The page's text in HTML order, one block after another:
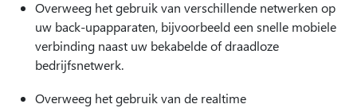
Overweeg het gebruik van verschillende netwerken op
uw back-upapparaten, bijvoorbeeld een snelle mobiele
verbinding naast uw bekabelde of draadloze
bedrijfsnetwerk.
Overweeg het gebruik van de realtime